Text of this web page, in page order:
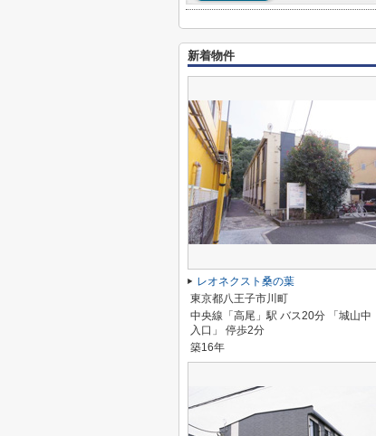
新着物件
レオネクスト桑の葉
東京都八王子市川町
中央線「高尾」駅 バス20分 「城山中
入口」 停歩2分
築16年